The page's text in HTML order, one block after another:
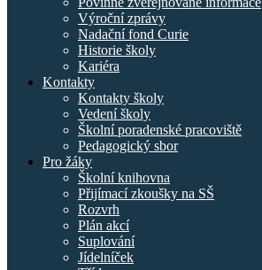
Výroční zprávy
Nadační fond Curie
Historie školy
Kariéra
Kontakty
Kontakty školy
Vedení školy
Školní poradenské pracoviště
Pedagogický sbor
Pro žáky
Školní knihovna
Přijímací zkoušky na SŠ
Rozvrh
Plán akcí
Suplování
Jídelníček